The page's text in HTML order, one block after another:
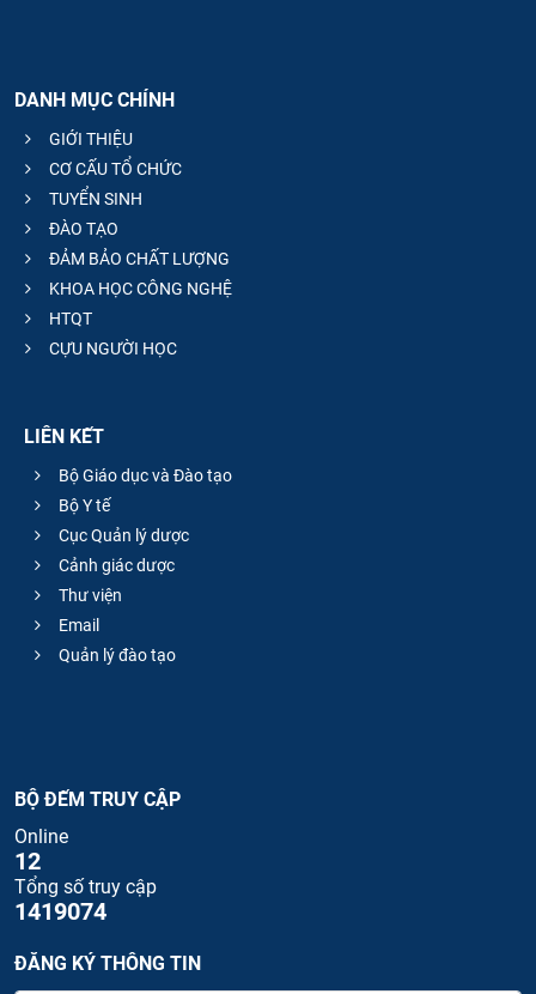
DANH MỤC CHÍNH
GIỚI THIỆU
CƠ CẤU TỔ CHỨC
TUYỂN SINH
ĐÀO TẠO
ĐẢM BẢO CHẤT LƯỢNG
KHOA HỌC CÔNG NGHỆ
HTQT
CỰU NGƯỜI HỌC
LIÊN KẾT
Bộ Giáo dục và Đào tạo
Bộ Y tế
Cục Quản lý dược
Cảnh giác dược
Thư viện
Email
Quản lý đào tạo
BỘ ĐẾM TRUY CẬP
Online
12
Tổng số truy cập
1419074
ĐĂNG KÝ THÔNG TIN